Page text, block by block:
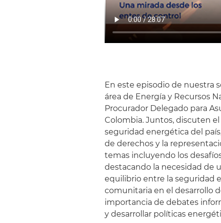
En este episodio de nuestra
área de Energía y Recursos
Procurador Delegado para
Colombia. Juntos, discuten
seguridad energética del
de derechos y la
temas incluyendo los
destacando la necesidad de
equilibrio entre la seguridad
comunitaria en el desarrollo
importancia de debates
y desarrollar políticas